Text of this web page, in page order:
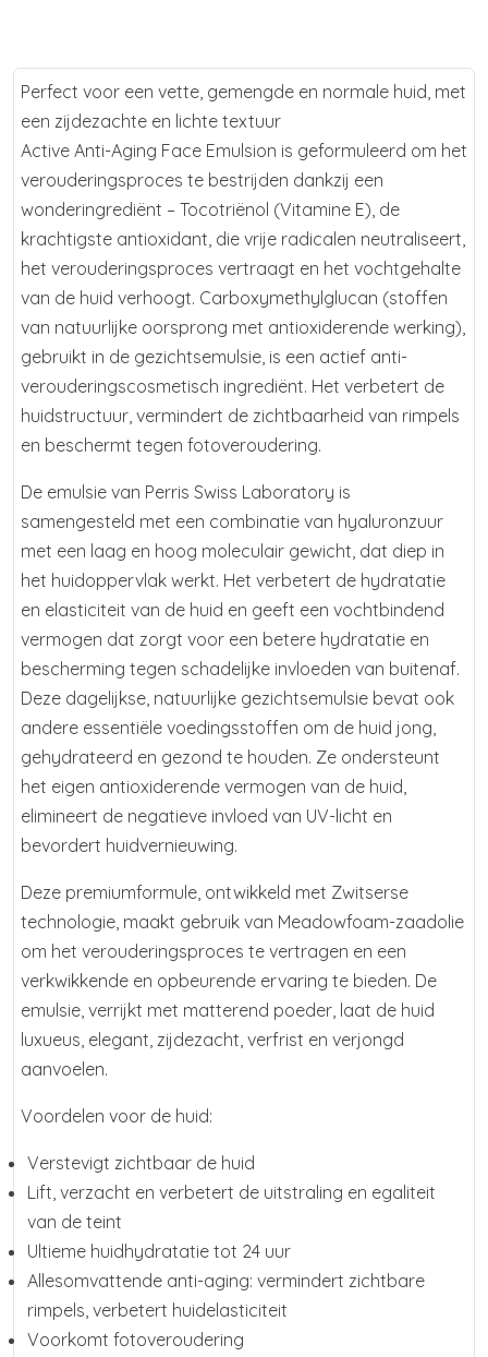
Perfect voor een vette, gemengde en normale huid, met
een zijdezachte en lichte textuur
Active Anti-Aging Face Emulsion is geformuleerd om het
verouderingsproces te bestrijden dankzij een
wonderingrediënt – Tocotriënol (Vitamine E), de
krachtigste antioxidant, die vrije radicalen neutraliseert,
het verouderingsproces vertraagt en het vochtgehalte
van de huid verhoogt. Carboxymethylglucan (stoffen
van natuurlijke oorsprong met antioxiderende werking),
gebruikt in de gezichtsemulsie, is een actief anti-
verouderingscosmetisch ingrediënt. Het verbetert de
huidstructuur, vermindert de zichtbaarheid van rimpels
en beschermt tegen fotoveroudering.
De emulsie van Perris Swiss Laboratory is
samengesteld met een combinatie van hyaluronzuur
met een laag en hoog moleculair gewicht, dat diep in
het huidoppervlak werkt. Het verbetert de hydratatie
en elasticiteit van de huid en geeft een vochtbindend
vermogen dat zorgt voor een betere hydratatie en
bescherming tegen schadelijke invloeden van buitenaf.
Deze dagelijkse, natuurlijke gezichtsemulsie bevat ook
andere essentiële voedingsstoffen om de huid jong,
gehydrateerd en gezond te houden. Ze ondersteunt
het eigen antioxiderende vermogen van de huid,
elimineert de negatieve invloed van UV-licht en
bevordert huidvernieuwing.
Deze premiumformule, ontwikkeld met Zwitserse
technologie, maakt gebruik van Meadowfoam-zaadolie
om het verouderingsproces te vertragen en een
verkwikkende en opbeurende ervaring te bieden. De
emulsie, verrijkt met matterend poeder, laat de huid
luxueus, elegant, zijdezacht, verfrist en verjongd
aanvoelen.
Voordelen voor de huid:
Verstevigt zichtbaar de huid
Lift, verzacht en verbetert de uitstraling en egaliteit
van de teint
Ultieme huidhydratatie tot 24 uur
Allesomvattende anti-aging: vermindert zichtbare
rimpels, verbetert huidelasticiteit
Voorkomt fotoveroudering